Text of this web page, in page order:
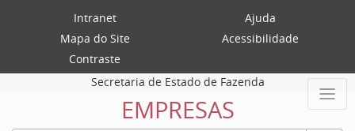
Intranet
Ajuda
Mapa do Site
Acessibilidade
Contraste
Secretaria de Estado de Fazenda
EMPRESAS